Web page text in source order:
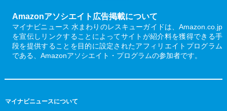
Amazonアソシエイト広告掲載について
マイナビニュース 水まわりのレスキューガイドは、Amazon.co.jp
を宣伝しリンクすることによってサイトが紹介料を獲得できる手
段を提供することを目的に設定されたアフィリエイトプログラム
である、Amazonアソシエイト・プログラムの参加者です。
マイナビニュースについて